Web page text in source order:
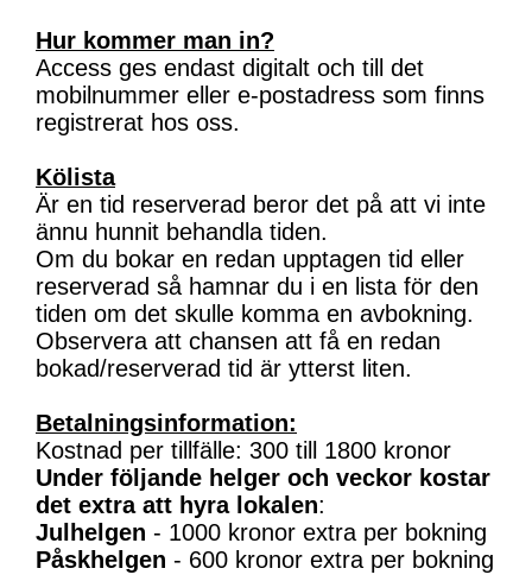
Hur kommer man in?
Access ges endast digitalt och till det
mobilnummer eller e-postadress som finns
registrerat hos oss.
Kölista
Är en tid reserverad beror det på att vi inte
ännu hunnit behandla tiden.
Om du bokar en redan upptagen tid eller
reserverad så hamnar du i en lista för den
tiden om det skulle komma en avbokning.
Observera att chansen att få en redan
bokad/reserverad tid är ytterst liten.
Betalningsinformation:
Kostnad per tillfälle: 300 till 1800 kronor
Under följande helger och veckor kostar
det extra att hyra lokalen:
Julhelgen - 1000 kronor extra per bokning
Påskhelgen - 600 kronor extra per bokning